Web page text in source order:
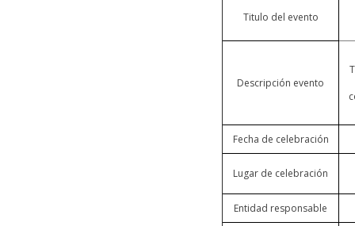
Titulo del evento
Descripción evento
Fecha de celebración
Lugar de celebración
Entidad responsable